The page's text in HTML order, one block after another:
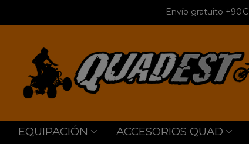
Envío gratuito +90€
EQUIPACIÓN ACCESORIOS QUAD